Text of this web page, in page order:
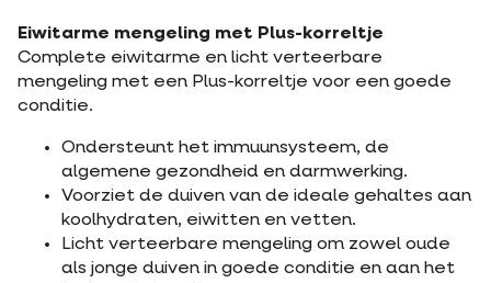
Eiwitarme mengeling met Plus-korreltje
Complete eiwitarme en licht verteerbare
mengeling met een Plus-korreltje voor een goede
conditie.
Ondersteunt het immuunsysteem, de
algemene gezondheid en darmwerking.
Voorziet de duiven van de ideale gehaltes aan
koolhydraten, eiwitten en vetten.
Licht verteerbare mengeling om zowel oude
als jonge duiven in goede conditie en aan het